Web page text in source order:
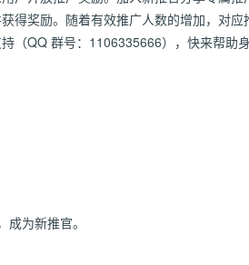
得奖励。随着有效推广人数的增加，对
（QQ 群号：1106335666），快来帮助
为新推官。